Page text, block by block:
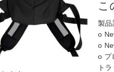
こ
製品
o
o
o プ
ト